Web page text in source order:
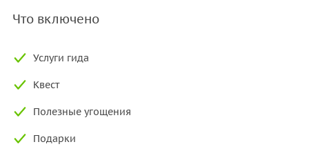
Что включено
Услуги гида
Квест
Полезные угощения
Подарки